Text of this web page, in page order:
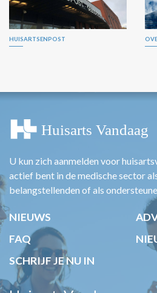
HUISARTSENPOST
U kun zich aanmelden voor
actief bent in de medische sector
belangstellenden of als
NIEUWS
FAQ
SCHRIJF JE NU IN